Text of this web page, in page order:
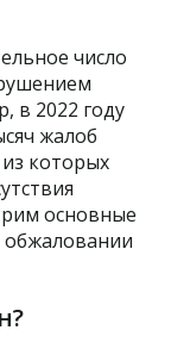
число
в 2022 году
жалоб
которых
основные